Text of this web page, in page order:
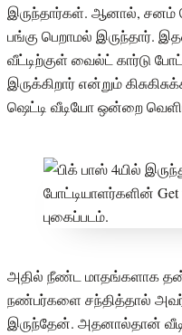
இருந்தார்கள். ஆனால், சனம்
பங்கு பெறாமல் இருந்தார்.
வீட்டிற்குள் வைல்ட் கார்டு
இருக்கிறார் என்றும்
ஷெட்டி வீடியோ ஒன்றை
அதில் நீண்ட மாதங்களாக
நண்பர்களை சந்தித்தால்
இருந்தேன். அதனால்தான்